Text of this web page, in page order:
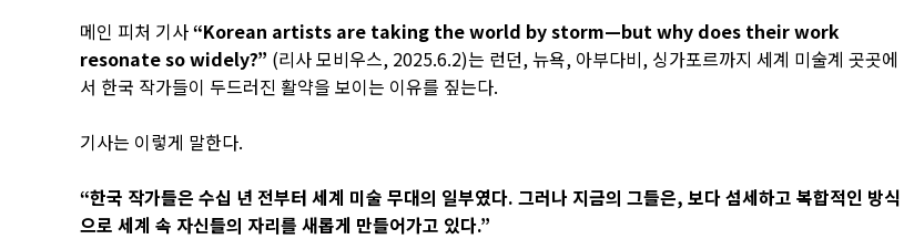
메인 피처 기사“Korean artists are taking the world by storm—but why does their work
resonate so widely?” (리사 모비우스, 2025.6.2)는 런던, 뉴욕, 아부다비, 싱가포르까지 세계 미술계 곳곳에
서 한국 작가들이 두드러진 활약을 보이는 이유를 짚는다.
기사는 이렇게 말한다.
“한국 작가들은 수십 년 전부터 세계 미술 무대의 일부였다. 그러나 지금의 그들은, 보다 섬세하고 복합적인 방식
으로 세계 속 자신들의 자리를 새롭게 만들어가고 있다.”